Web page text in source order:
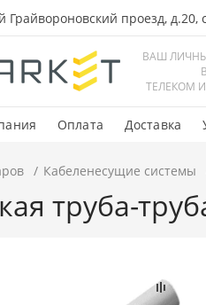
Грайвороновский проезд, д.20,
ВАШ
В
ТЕЛЕКОМ
Оплата Доставка
Кабеленесущие системы
труба-